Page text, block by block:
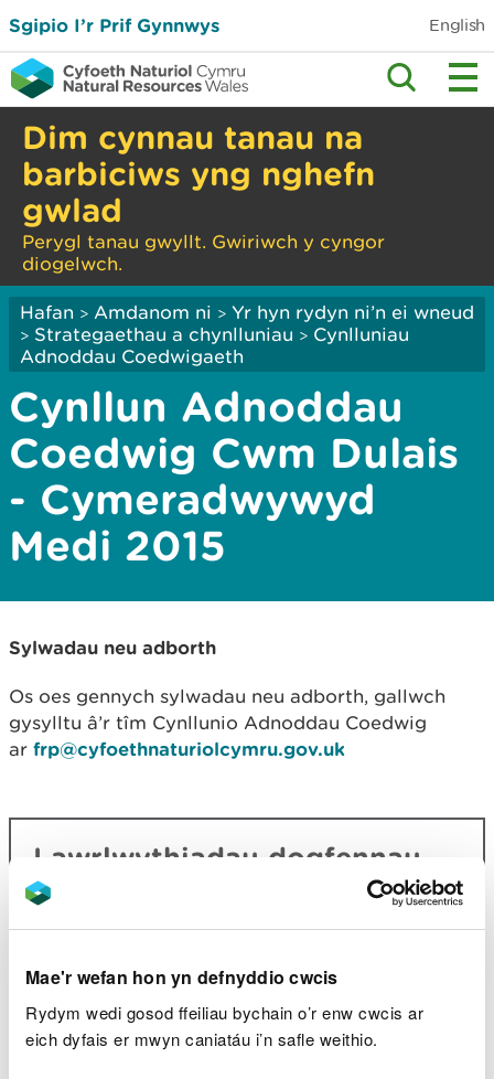
Mae'r wefan hon yn defnyddio cwcis
Rydym wedi gosod ffeiliau bychain o’r enw cwcis ar
eich dyfais er mwyn caniatáu i’n safle weithio.
Sgipio I’r Prif Gynnwys English
Dim cynnau tanau na
barbiciws yng nghefn
gwlad
Perygl tanau gwyllt. Gwiriwch y cyngor
diogelwch.
Hafan > Amdanom ni > Yr hyn rydyn ni’n ei wneud
> Strategaethau a chynlluniau > Cynlluniau
Adnoddau Coedwigaeth
Cynllun Adnoddau
Coedwig Cwm Dulais
- Cymeradwywyd
Medi 2015
Sylwadau neu adborth
Os oes gennych sylwadau neu adborth, gallwch
gysylltu â’r tîm Cynllunio Adnoddau Coedwig
ar frp@cyfoethnaturiolcymru.gov.uk
Lawrlwythiadau dogfennau
cysylltiedig
Amcanion DulaisBriff dylunio